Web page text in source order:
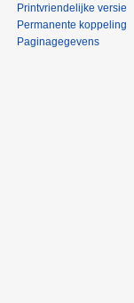
Printvriendelijke versie
Permanente koppeling
Paginagegevens